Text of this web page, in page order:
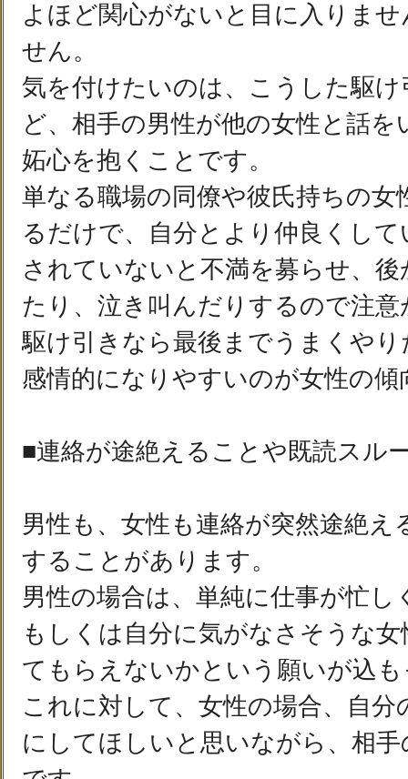
よほど関心がないと目に入りま
せん。
気を付けたいのは、こうした駆
ど、相手の男性が他の女性と話
妬心を抱くことです。
単なる職場の同僚や彼氏持ちの女
るだけで、自分とより仲良くし
されていないと不満を募らせ、
たり、泣き叫んだりするので注意
駆け引きなら最後までうまくや
感情的になりやすいのが女性の傾
■連絡が途絶えることや既読スル
男性も、女性も連絡が突然途絶え
することがあります。
男性の場合は、単純に仕事が忙し
もしくは自分に気がなさそうな
てもらえないかという願いが込
これに対して、女性の場合、自
にしてほしいと思いながら、相